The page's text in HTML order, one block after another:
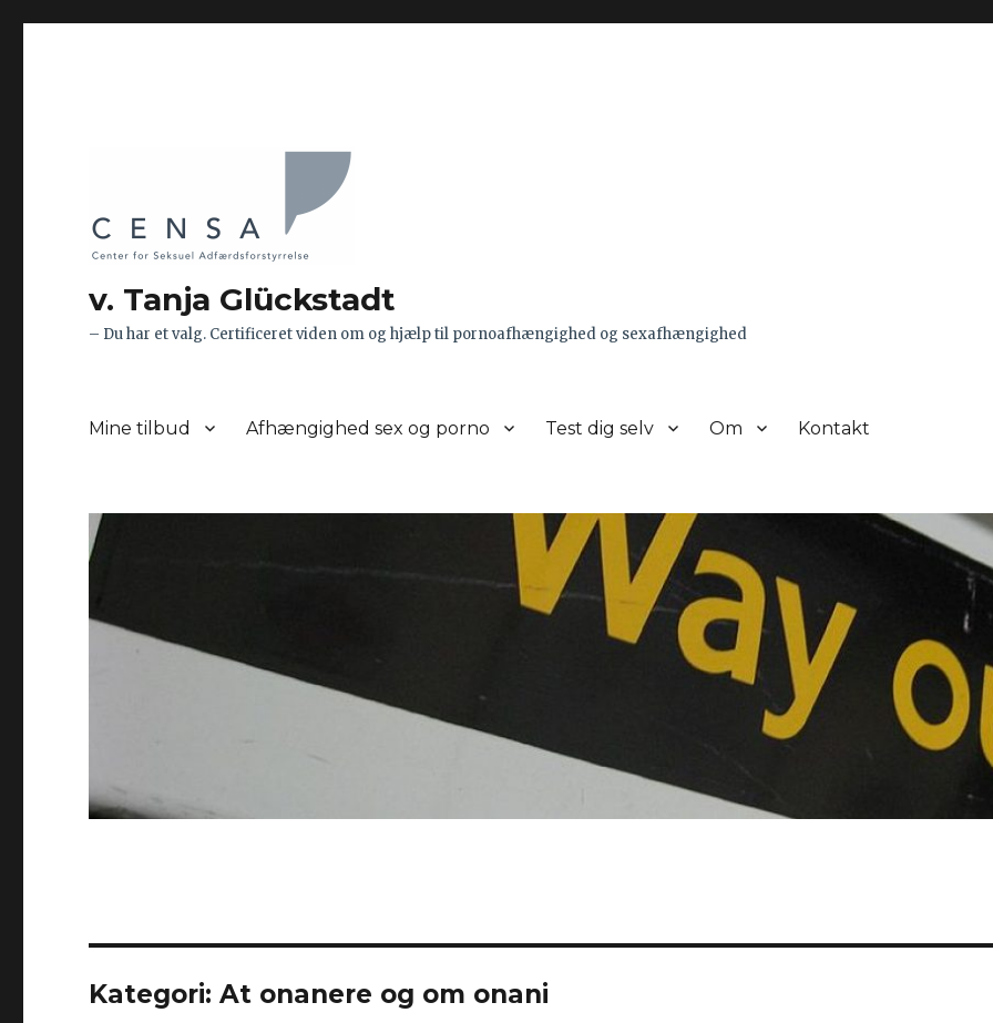
v. Tanja Glückstadt
– Du har et valg. Certificeret viden om og hjælp til pornoafhængighed og sexafhængighed
Mine tilbud Afhængighed sex og porno Test dig selv Om Kontakt
Kategori: At onanere og om onani